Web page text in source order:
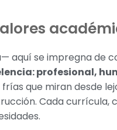
aquí se impregna de
profesional,
que miran desde
Cada currícula,